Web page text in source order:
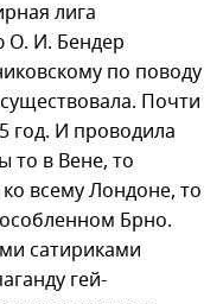
лига
О. И. Бендер
по поводу
Почти
год. И проводила
то в Вене, то
всему Лондоне, то
Брно.
сатириками
гей-